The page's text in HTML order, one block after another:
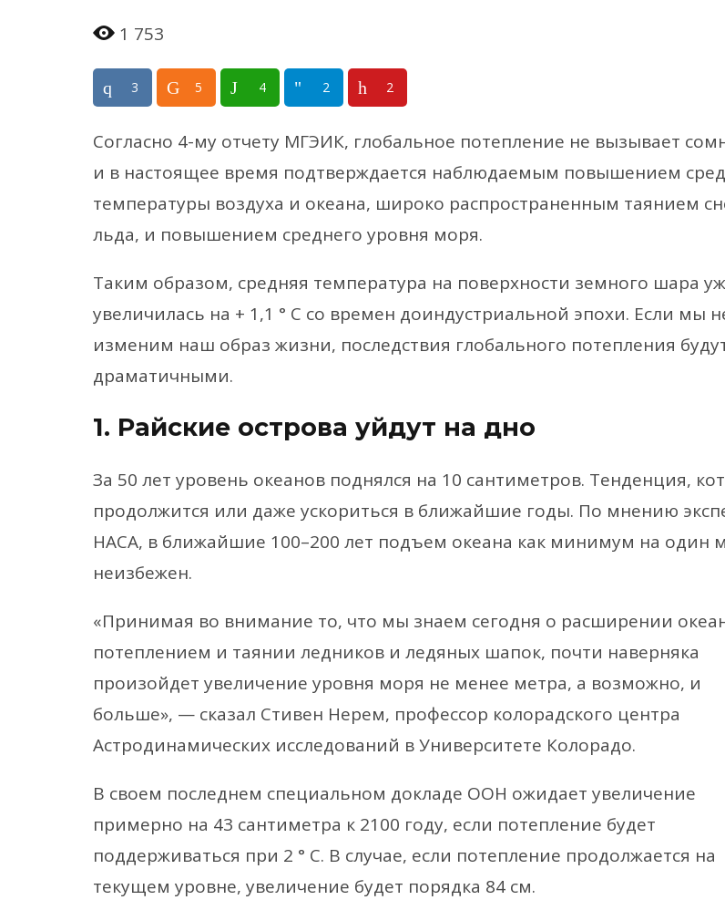
1 753
3 5 4 2 2
Согласно 4-му отчету МГЭИК, глобальное потепление не вызывает
и в настоящее время подтверждается наблюдаемым повышением
температуры воздуха и океана, широко распространенным таянием
льда, и повышением среднего уровня моря.
Таким образом, средняя температура на поверхности земного шара
увеличилась на + 1,1 ° C со времен доиндустриальной эпохи. Если мы
изменим наш образ жизни, последствия глобального потепления
драматичными.
1. Райские острова уйдут на дно
За 50 лет уровень океанов поднялся на 10 сантиметров. Тенденция,
продолжится или даже ускориться в ближайшие годы. По мнению
НАСА, в ближайшие 100–200 лет подъем океана как минимум на один
неизбежен.
«Принимая во внимание то, что мы знаем сегодня о расширении
потеплением и таянии ледников и ледяных шапок, почти наверняка
произойдет увеличение уровня моря не менее метра, а возможно, и
больше», — сказал Стивен Нерем, профессор колорадского центра
Астродинамических исследований в Университете Колорадо.
В своем последнем специальном докладе ООН ожидает увеличение
примерно на 43 сантиметра к 2100 году, если потепление будет
поддерживаться при 2 ° C. В случае, если потепление продолжается на
текущем уровне, увеличение будет порядка 84 см.